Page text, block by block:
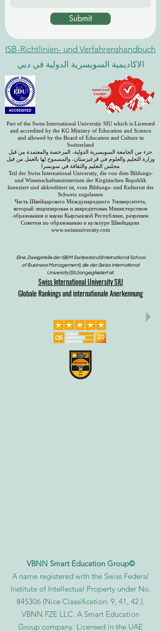
Submit
ISB-Richtlinien- und Verfahrenshandbuch
الاكاديمية السويسرية الدولية في دبي
Part of the Swiss International University SIU which is Licensed
and accredited by the KG Ministry of Education and Science
and allowed by the Board of Education and Culture in
Switzerland
جزء من الجامعة السويسرية الدولية، المرخصة والمعتمدة من قبل
وزارة التعليم والعلوم في قرغيزستان، والمسموح لها بالعمل من قبل
مجلس التعليم والثقافة في سويسرا
Teil der Swiss International University, die von dem Bildungs-
und Wissenschaftsministerium der Kirgisischen Republik
lizenziert und akkreditiert ist, vom Bildungs- und Kulturrat der
Schweiz zugelassen
Часть Швейцарского Международного Университета,
который лицензирован и аккредитован Министерством
образования и науки Кыргызской Республики, разрешен
Советом по образованию и культуре Швейцарии
www.swissuniversity.com
Eine Zweigstelle der ISBM Switzerland (International School
of Business Management), die der Swiss International
University (SIU) angegliedert ist.
Swiss International University SIU
Globale Rankings und internationale Anerkennung
VBNN Smart Education Group©
A name registered with the Swiss Federal
Institute of Intellectual Property under No.
845306 (Nice Classification: 9, 41, 42.).
VBNN FZE LLC. A Smart Education
Group company. Licensed in the UAE